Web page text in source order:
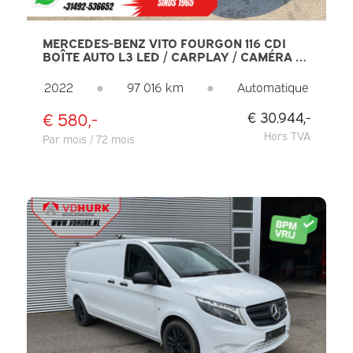
MERCEDES-BENZ VITO FOURGON 116 CDI
BOÎTE AUTO L3 LED / CARPLAY / CAMÉRA /
CLIMATISATION
2022 ● 97 016 km ● Automatique
€ 580,-
Par mois / 72 mois
€ 30.944,-
Hors TVA